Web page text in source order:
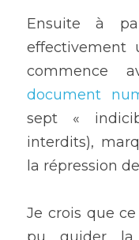
Ensuite à
effectivement
document
sept «
interdits),
la répression
Je crois que